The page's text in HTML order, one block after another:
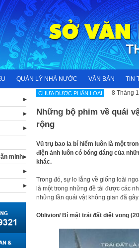
QUẢN LÝ NHÀ NƯỚC VĂN BẢN TIN
CHƯA ĐƯỢC PHÂN LOẠI 8 Tháng
Những bộ phim về quái
rộng
Vũ trụ bao la bí hiểm luôn là một
điện ảnh luôn có bóng dáng của
khác.
Trong đó, sự lo lắng về giống loài
là một trong những đề tài được các
những lần quái vật không gian đã
Oblivion/ Bí mật trái đất diệt vong
minh